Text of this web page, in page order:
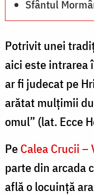
Sfântul
Potrivit unei
aici este intrarea
ar fi judecat pe
arătat mulţimii
omul” (lat. Ecce
PeCalea Crucii –
parte din arcada
află o locuinţă